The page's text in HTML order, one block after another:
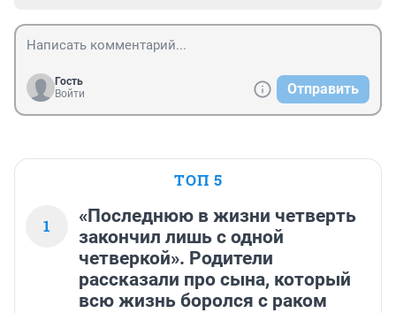
Гость
Войти
Отправить
ТОП 5
1
«Последнюю в жизни четверть
закончил лишь с одной
четверкой». Родители
рассказали про сына, который
всю жизнь боролся с раком